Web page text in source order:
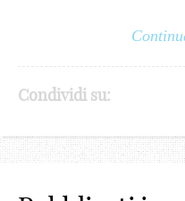
Condividi su: